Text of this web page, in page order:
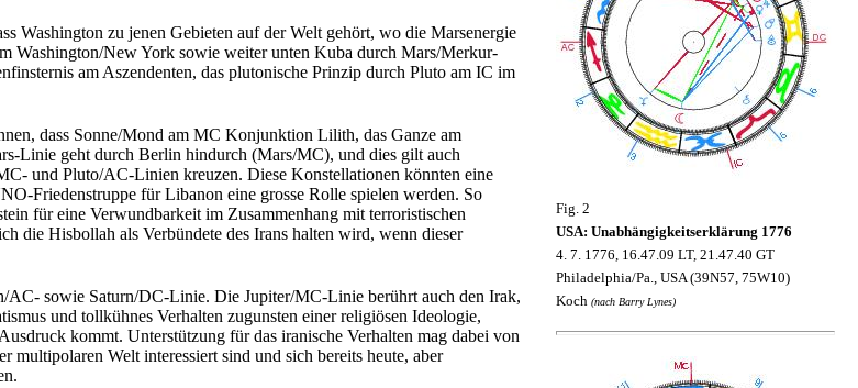
Fig. 2
USA: Unabhängigkeitserklärung 1776
4. 7. 1776, 16.47.09 LT, 21.47.40 GT
Philadelphia/Pa., USA (39N57, 75W10)
Koch (nach Barry Lynes)
Washington zu jenen Gebieten auf der Welt gehört, wo die Marsenergie
Washington/New York sowie weiter unten Kuba durch Mars/Merkur-
am Aszendenten, das plutonische Prinzip durch Pluto am IC im
dass Sonne/Mond am MC Konjunktion Lilith, das Ganze am
Linie geht durch Berlin hindurch (Mars/MC), und dies gilt auch
und Pluto/AC-Linien kreuzen. Diese Konstellationen könnten eine
Friedenstruppe für Libanon eine grosse Rolle spielen werden. So
für eine Verwundbarkeit im Zusammenhang mit terroristischen
die Hisbollah als Verbündete des Irans halten wird, wenn dieser
sowie Saturn/DC-Linie. Die Jupiter/MC-Linie berührt auch den Irak,
und tollkühnes Verhalten zugunsten einer religiösen Ideologie,
kommt. Unterstützung für das iranische Verhalten mag dabei von
Welt interessiert sind und sich bereits heute, aber